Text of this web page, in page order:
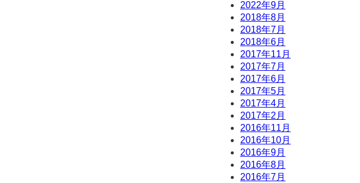
2022年9月
2018年8月
2018年7月
2018年6月
2017年11月
2017年7月
2017年6月
2017年5月
2017年4月
2017年2月
2016年11月
2016年10月
2016年9月
2016年8月
2016年7月